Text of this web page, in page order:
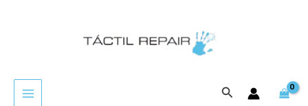
Buscar